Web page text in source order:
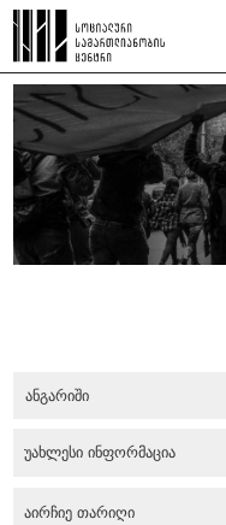
ანგარიში
უახლესი ინფორმაცია